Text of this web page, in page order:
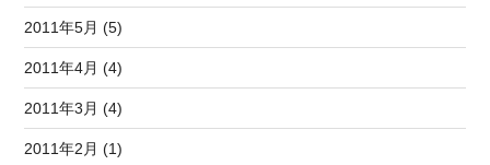
2011年5月 (5)
2011年4月 (4)
2011年3月 (4)
2011年2月 (1)